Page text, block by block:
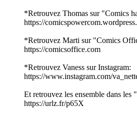
*Retrouvez Thomas sur "Comics
https://
*Retrouvez Marti sur "Comics
https://comicsoffice.com
*Retrouvez Vaness sur Instagram:
https://www.instagram.com/
Et retrouvez les ensemble dans les
https://urlz.fr/p65X